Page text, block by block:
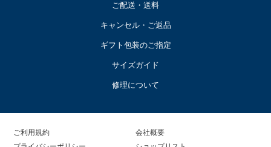
ご配送・送料
キャンセル・ご返品
ギフト包装のご指定
サイズガイド
修理について
ご利用規約
会社概要